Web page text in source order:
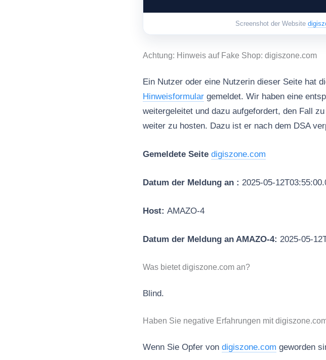
Screenshot der Website
Achtung: Hinweis auf Fake Shop: digiszone.com
Ein Nutzer oder eine Nutzerin dieser Seite hat
Hinweisformular gemeldet. Wir haben eine
weitergeleitet und dazu aufgefordert, den Fall
weiter zu hosten. Dazu ist er nach dem DSA
Gemeldete Seite digiszone.com
Datum der Meldung an : 2025-05-
Host: AMAZO-4
Datum der Meldung an AMAZO-4: 2025-05-
Was bietet digiszone.com an?
Blind.
Haben Sie negative Erfahrungen mit
Wenn Sie Opfer von digiszone.com geworden